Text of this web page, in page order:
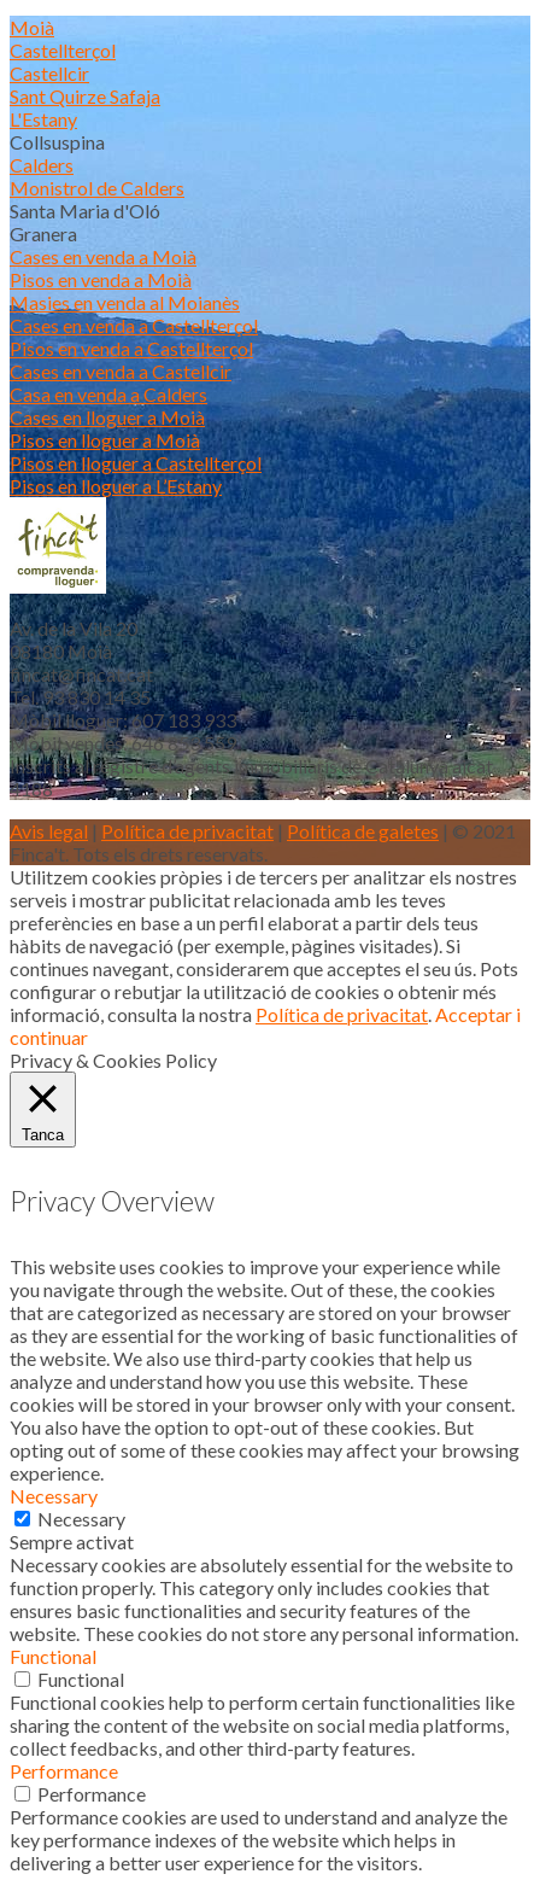
Moià
Castellterçol
Castellcir
Sant Quirze Safaja
L'Estany
Collsuspina
Calders
Monistrol de Calders
Santa Maria d'Oló
Granera
Cases en venda a Moià
Pisos en venda a Moià
Masies en venda al Moianès
Cases en venda a Castellterçol
Pisos en venda a Castellterçol
Cases en venda a Castellcir
Casa en venda a Calders
Cases en lloguer a Moià
Pisos en lloguer a Moià
Pisos en lloguer a Castellterçol
Pisos en lloguer a L’Estany
Av. de la Vila 20
08180 Moià
fincat@fincat.cat
Tel. 93 830 14 35
Mòbil lloguer: 607 183 933
Mòbil vendes: 646 853 559
Inscrits al registre d’agents immobiliaris de Catalunya aicat
4188
Avis legal | Política de privacitat | Política de galetes | © 2021
Finca't. Tots els drets reservats.
Utilitzem cookies pròpies i de tercers per analitzar els nostres
serveis i mostrar publicitat relacionada amb les teves
preferències en base a un perfil elaborat a partir dels teus
hàbits de navegació (per exemple, pàgines visitades). Si
continues navegant, considerarem que acceptes el seu ús. Pots
configurar o rebutjar la utilització de cookies o obtenir més
informació, consulta la nostra Política de privacitat Acceptar i
continuar
Privacy & Cookies Policy
Tanca
Privacy Overview
This website uses cookies to improve your experience while
you navigate through the website. Out of these, the cookies
that are categorized as necessary are stored on your browser
as they are essential for the working of basic functionalities of
the website. We also use third-party cookies that help us
analyze and understand how you use this website. These
cookies will be stored in your browser only with your consent.
You also have the option to opt-out of these cookies. But
opting out of some of these cookies may affect your browsing
experience.
Necessary
Necessary
Sempre activat
Necessary cookies are absolutely essential for the website to
function properly. This category only includes cookies that
ensures basic functionalities and security features of the
website. These cookies do not store any personal information.
Functional
Functional
Functional cookies help to perform certain functionalities like
sharing the content of the website on social media platforms,
collect feedbacks, and other third-party features.
Performance
Performance
Performance cookies are used to understand and analyze the
key performance indexes of the website which helps in
delivering a better user experience for the visitors.